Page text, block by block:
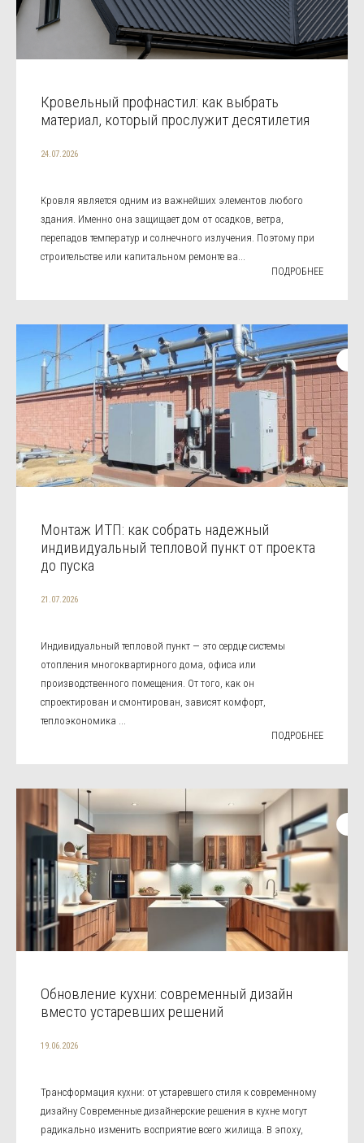
Кровельный профнастил: как выбрать
материал, который прослужит десятилетия
24.07.2026
Кровля является одним из важнейших элементов любого
здания. Именно она защищает дом от осадков, ветра,
перепадов температур и солнечного излучения. Поэтому при
строительстве или капитальном ремонте ва...
ПОДРОБНЕЕ
Монтаж ИТП: как собрать надежный
индивидуальный тепловой пункт от проекта
до пуска
21.07.2026
Индивидуальный тепловой пункт — это сердце системы
отопления многоквартирного дома, офиса или
производственного помещения. От того, как он
спроектирован и смонтирован, зависят комфорт,
теплоэкономика ...
ПОДРОБНЕЕ
Обновление кухни: современный дизайн
вместо устаревших решений
19.06.2026
Трансформация кухни: от устаревшего стиля к современному
дизайну Современные дизайнерские решения в кухне могут
радикально изменить восприятие всего жилища. В эпоху,